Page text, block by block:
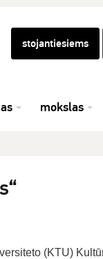
stojantiesiems
mokslas
(KTU)